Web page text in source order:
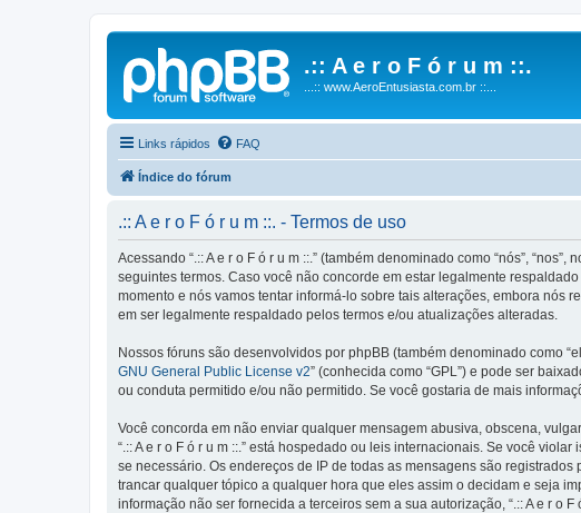
.:: A e r o F ó r u m ::.
...:: www.AeroEntusiasta.com.br ::...
Links rápidos FAQ
Índice do fórum
.:: A e r o F ó r u m ::. - Termos de uso
Acessando “.:: A e r o F ó r u m ::.” (também denominado como “nós”,
seguintes termos. Caso você não concorde em estar legalmente
momento e nós vamos tentar informá-lo sobre tais alterações, embora nós
em ser legalmente respaldado pelos termos e/ou atualizações alteradas.
Nossos fóruns são desenvolvidos por phpBB (também denominado como
GNU General Public License v2” (conhecida como “GPL”) e pode ser
ou conduta permitido e/ou não permitido. Se você gostaria de mais
Você concorda em não enviar qualquer mensagem abusiva, obscena,
“.:: A e r o F ó r u m ::.” está hospedado ou leis internacionais. Se você
se necessário. Os endereços de IP de todas as mensagens são registrados
trancar qualquer tópico a qualquer hora que eles assim o decidam e seja
informação não ser fornecida a terceiros sem a sua autorização, “.:: A e r o